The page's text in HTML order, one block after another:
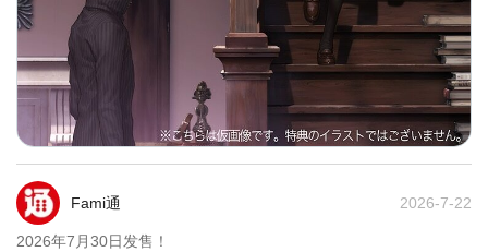
Fami通 2026-7-22
2026年7月30日发售！